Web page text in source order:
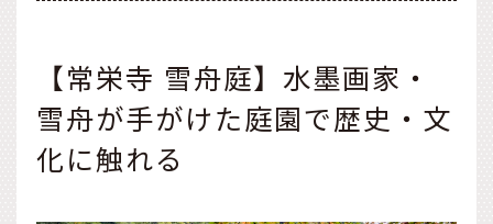
【常栄寺 雪舟庭】水墨画家・
雪舟が手がけた庭園で歴史・文
化に触れる